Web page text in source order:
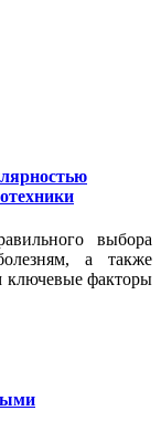
выбора
а также
ключевые факторы